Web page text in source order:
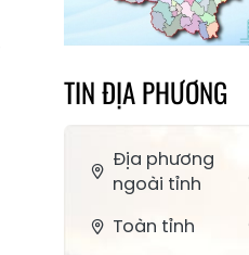
TIN ĐỊA PHƯƠNG
Địa phương
ngoài tỉnh
Toàn tỉnh